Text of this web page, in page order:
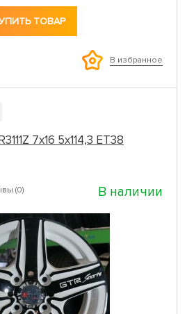
ТОВАР
В избранное
7x16 5x114,3 ET38
(0) В наличии